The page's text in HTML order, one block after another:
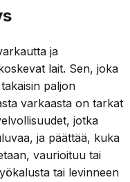
ja
lait. Sen, joka
paljon
varkaasta on tarkat
jotka
ja päättää, kuka
vaurioituu tai
tai levinneen